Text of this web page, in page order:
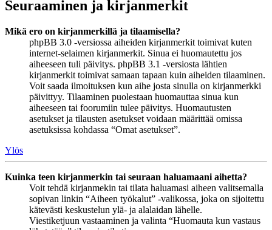
Seuraaminen ja kirjanmerkit
Mikä ero on kirjanmerkillä ja tilaamisella?
phpBB 3.0 -versiossa aiheiden kirjanmerkit toimivat kuten
internet-selaimen kirjanmerkit. Sinua ei huomautettu jos
aiheeseen tuli päivitys. phpBB 3.1 -versiosta lähtien
kirjanmerkit toimivat samaan tapaan kuin aiheiden tilaaminen.
Voit saada ilmoituksen kun aihe josta sinulla on kirjanmerkki
päivittyy. Tilaaminen puolestaan huomauttaa sinua kun
aiheeseen tai foorumiin tulee päivitys. Huomautusten
asetukset ja tilausten asetukset voidaan määrittää omissa
asetuksissa kohdassa “Omat asetukset”.
Ylös
Kuinka teen kirjanmerkin tai seuraan haluamaani aihetta?
Voit tehdä kirjanmekin tai tilata haluamasi aiheen valitsemalla
sopivan linkin “Aiheen työkalut” -valikossa, joka on sijoitettu
kätevästi keskustelun ylä- ja alalaidan lähelle.
Viestiketjuun vastaaminen ja valinta “Huomauta kun vastaus